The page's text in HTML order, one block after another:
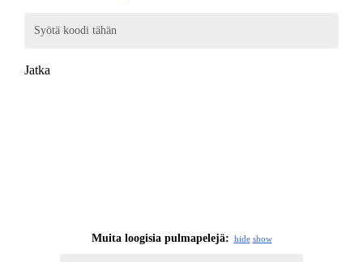
Syötä koodi tähän
Jatka
Muita loogisia pulmapelejä: hide show